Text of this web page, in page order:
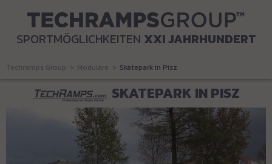
SPORTMÖGLICHKEITEN XXI JAHRHUNDERT
Techramps Group Modulare Skatepark in Pisz
SKATEPARK IN PISZ